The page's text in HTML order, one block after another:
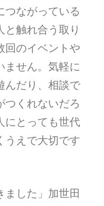
つながっている
と触れ合う取り
回のイベントや
ません。気軽に
んだり、相談で
つくれないだろ
にとっても世代
うえで大切です
ました」加世田